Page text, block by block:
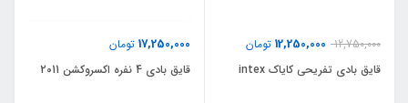
12,750,000
12,250,000 تومان
قایق بادی تفریحی کایاک intex
17,250,000 تومان
قایق بادی 4 نفره اکسروکشن 2011